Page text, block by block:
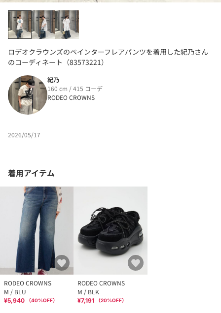
ロデオクラウンズのペインターフレアパンツを着用した紀乃さん
のコーディネート（83573221）
紀乃
160 cm / 415 コーデ
RODEO CROWNS
2026/05/17
着用アイテム
RODEO CROWNS
M / BLU
¥5,940 （40%OFF）
RODEO CROWNS
M / BLK
¥7,191 （20%OFF）